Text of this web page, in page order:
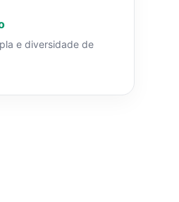
e diversidade de